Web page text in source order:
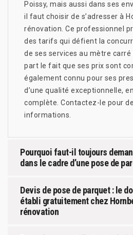
Poissy, mais aussi dans ses
il faut choisir de s’adresser à
rénovation. Ce professionnel
des tarifs qui défient la
de ses services au mètre carré
part le fait que ses prix sont
également connu pour ses
d’une qualité exceptionnelle,
complète. Contactez-le pour
informations.
Pourquoi faut-il toujours
dans le cadre d’une pose de
Devis de pose de parquet : le
établi gratuitement chez
rénovation